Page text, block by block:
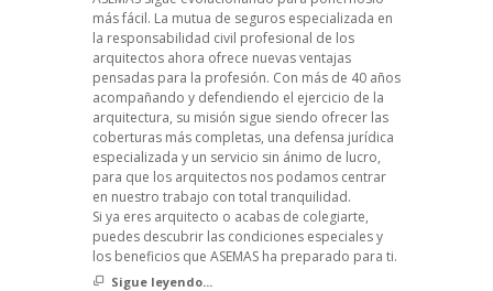
más fácil. La mutua de seguros especializada en
la responsabilidad civil profesional de los
arquitectos ahora ofrece nuevas ventajas
pensadas para la profesión. Con más de 40 años
acompañando y defendiendo el ejercicio de la
arquitectura, su misión sigue siendo ofrecer las
coberturas más completas, una defensa jurídica
especializada y un servicio sin ánimo de lucro,
para que los arquitectos nos podamos centrar
en nuestro trabajo con total tranquilidad.
Si ya eres arquitecto o acabas de colegiarte,
puedes descubrir las condiciones especiales y
los beneficios que ASEMAS ha preparado para ti.
Sigue leyendo...